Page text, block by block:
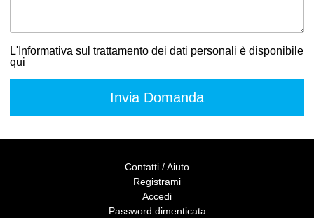
L'Informativa sul trattamento dei dati personali è disponibile
qui
Contatti / Aiuto
Registrami
Accedi
Password dimenticata